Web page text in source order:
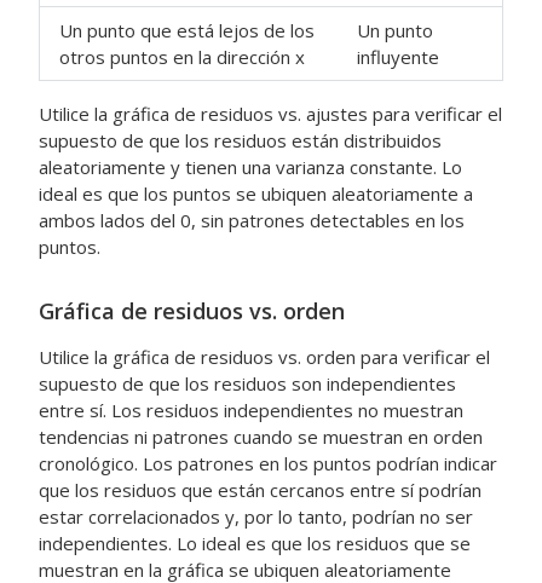
Un punto que está lejos de los
otros puntos en la dirección x
Un punto
influyente
Utilice la gráfica de residuos vs. ajustes para verificar el
supuesto de que los residuos están distribuidos
aleatoriamente y tienen una varianza constante. Lo
ideal es que los puntos se ubiquen aleatoriamente a
ambos lados del 0, sin patrones detectables en los
puntos.
Gráfica de residuos vs. orden
Utilice la gráfica de residuos vs. orden para verificar el
supuesto de que los residuos son independientes
entre sí. Los residuos independientes no muestran
tendencias ni patrones cuando se muestran en orden
cronológico. Los patrones en los puntos podrían indicar
que los residuos que están cercanos entre sí podrían
estar correlacionados y, por lo tanto, podrían no ser
independientes. Lo ideal es que los residuos que se
muestran en la gráfica se ubiquen aleatoriamente